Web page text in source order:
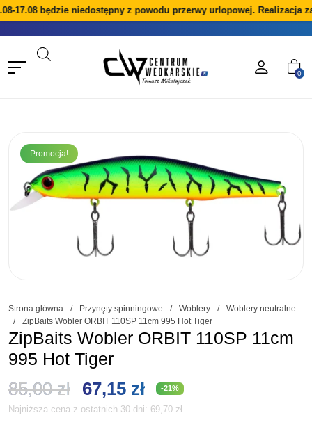
17.08 będzie niedostępny z powodu przerwy urlopowej. Realizacja
0
Promocja!
Strona główna / Przynęty spinningowe / Woblery /
Woblery neutralne
/
ZipBaits Wobler ORBIT 110SP 11cm 995 Hot Tiger
ZipBaits Wobler ORBIT 110SP 11cm
995 Hot Tiger
85,00zł Pierwotna
cena
67,15 złAktualna
cena
-21%
Najniższa cena z ostatnich 30 dni: 69,70 zł